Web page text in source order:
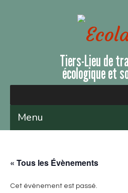
Tiers-Lieu de
écologique et
Menu
Le lieu
Évènements et ateliers
« Tous les Évènements
Cet évènement est passé.